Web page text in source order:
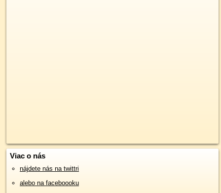
Viac o nás
nájdete nás na twittri
alebo na faceboooku